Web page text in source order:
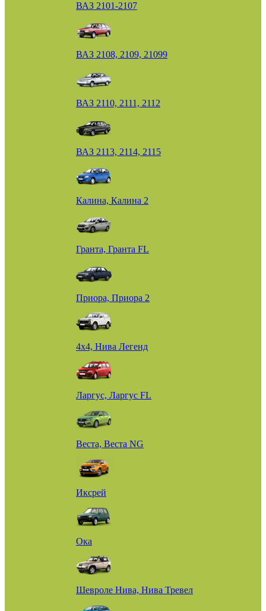
ВАЗ 2101-2107
ВАЗ 2108, 2109, 21099
ВАЗ 2110, 2111, 2112
ВАЗ 2113, 2114, 2115
Калина, Калина 2
Гранта, Гранта FL
Приора, Приора 2
4х4, Нива Легенд
Ларгус, Ларгус FL
Веста, Веста NG
Иксрей
Ока
Шевроле Нива, Нива Тревел